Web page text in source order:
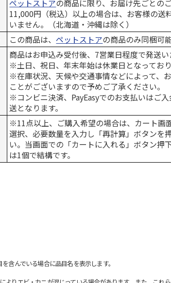
ペットストアの商品に限り、お届け先ごとの
11,000円（税込）以上の場合は、お客様の送
いません。（北海道・沖縄は除く）
この商品は、ペットストアの商品のみ同梱可能
商品はお申込み受付後、7営業日程度で発送い
※土日、祝日、年末年始は休業日となっており
※在庫状況、天候や交通事情などによって、
ことがございますので予めご了承ください。
※コンビニ決済、PayEasyでのお支払いはご
送となります。
※11点以上、ご購入希望の場合は、カート画
選択、必要数量を入力し「再計算」ボタンを
い。当画面での「カートに入れる」ボタン押
は1個で結構です。
含んでいる場合に品目名を表示します。